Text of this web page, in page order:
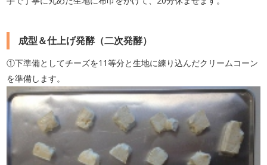
成型＆仕上げ発酵（二次発酵）
①下準備としてチーズを11等分と生地に練り込んだクリームコーン
を準備します。